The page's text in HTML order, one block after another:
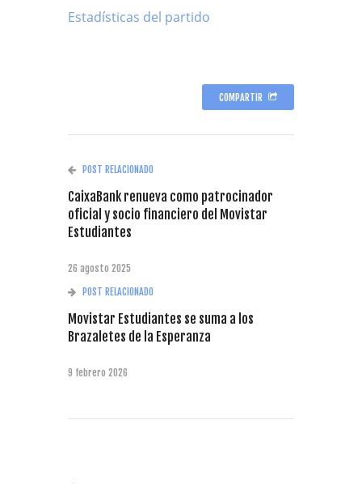
Estadísticas del partido
COMPARTIR
POST RELACIONADO
CaixaBank renueva como patrocinador
oficial y socio financiero del Movistar
Estudiantes
26 agosto 2025
POST RELACIONADO
Movistar Estudiantes se suma a los
Brazaletes de la Esperanza
9 febrero 2026